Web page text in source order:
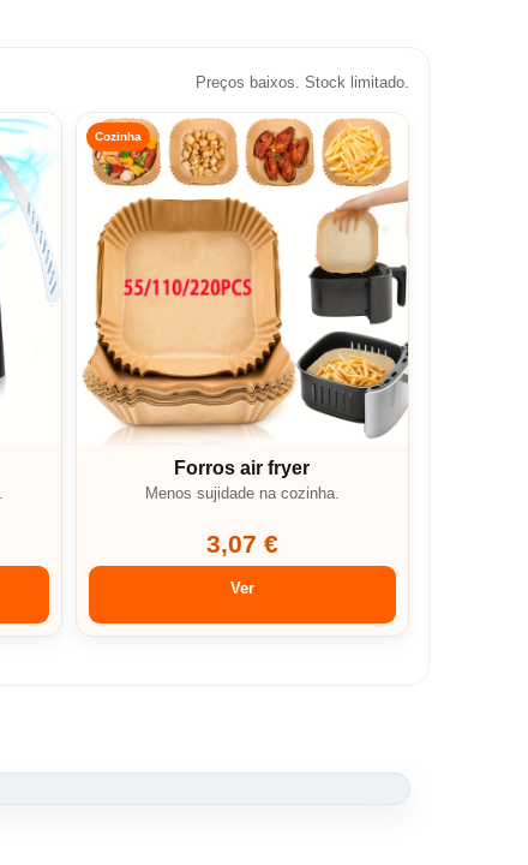
Preços baixos. Stock limitado.
Cozinha
Forros air fryer
Menos sujidade na cozinha.
3,07 €
Ver